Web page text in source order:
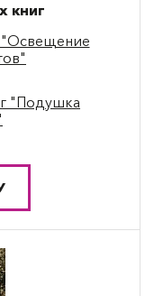
книг
"Освещение
"Подушка